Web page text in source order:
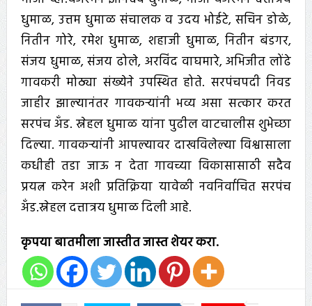
धुमाळ, उत्तम धुमाळ संचालक व उदय भोईटे, सचिन डोळे,
नितीन गोरे, रमेश धुमाळ, शहाजी धुमाळ, नितीन बंडगर,
संजय धुमाळ, संजय ढोले, अरविंद वाघमारे, अभिजीत लोंढे
गावकरी मोठ्या संख्येने उपस्थित होते. सरपंचपदी निवड
जाहीर झाल्यानंतर गावकऱ्यांनी भव्य असा सत्कार करत
सरपंच अँड. स्नेहल धुमाळ यांना पुढील वाटचालीस शुभेच्छा
दिल्या. गावकऱ्यांनी आपल्यावर दाखविलेल्या विश्वासाला
कधीही तडा जाऊ न देता गावच्या विकासासाठी सदैव
प्रयत्न करेन अशी प्रतिक्रिया यावेळी नवनिर्वाचित सरपंच
अँड.स्नेहल दत्तात्रय धुमाळ दिली आहे.
कृपया बातमीला जास्तीत जास्त शेयर करा.